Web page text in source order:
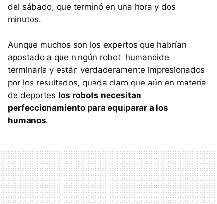
del sábado, que terminó en una hora y dos
minutos.
Aunque muchos son los expertos que habrían
apostado a que ningún robot humanoide
terminaría y están verdaderamente impresionados
por los resultados, queda claro que aún en materia
de deportes los robots necesitan
perfeccionamiento para equiparar a los
humanos.